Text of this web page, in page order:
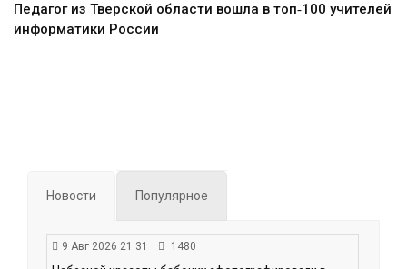
Педагог из Тверской области вошла в топ‑100 учителей
информатики России
Новости Популярное
9 Авг 2026 21:31 1480